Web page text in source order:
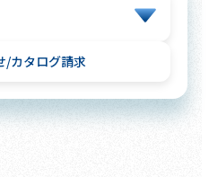
カタログ請求